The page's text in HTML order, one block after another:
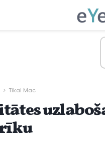
Tikai Mac